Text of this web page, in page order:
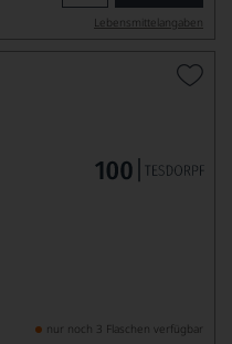
Lebensmittel­angaben
nur noch 3 Flaschen verfügbar